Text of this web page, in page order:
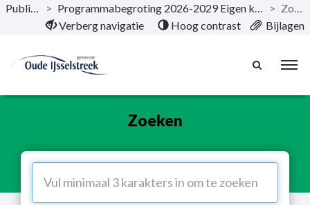
Naar hoofdinhoud
Publicaties > Programmabegroting 2026-2029 Eigen koers houden maakt sterk! >
Zoeken
Verberg navigatie
Hoog contrast Bijlagen
Zoeken